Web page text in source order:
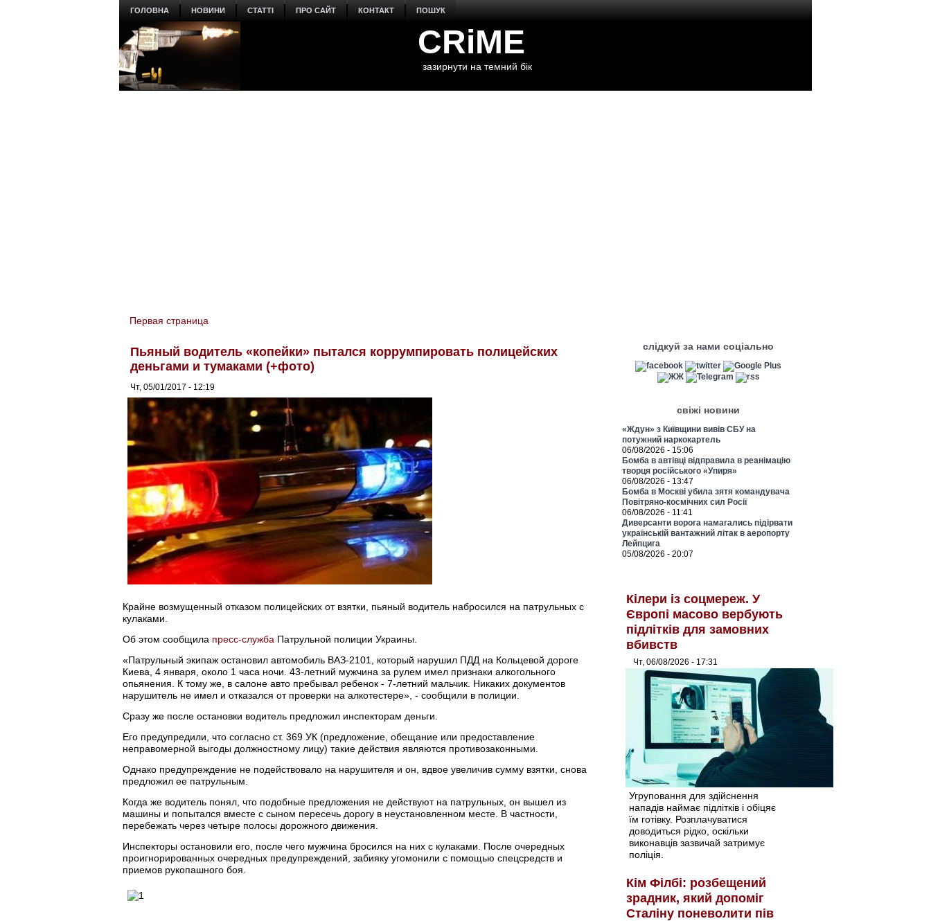
ГОЛОВНА НОВИНИ СТАТТІ ПРО САЙТ КОНТАКТ ПОШУК
CRiME
зазирнути на темний бік
You are here
Первая страница
Пьяный водитель «копейки» пытался коррумпировать полицейских
деньгами и тумаками (+фото)
Чт, 05/01/2017 - 12:19
Крайне возмущенный отказом полицейских от взятки, пьяный водитель набросился на патрульных с
кулаками.
Об этом сообщила пресс-служба Патрульной полиции Украины.
«Патрульный экипаж остановил автомобиль ВАЗ-2101, который нарушил ПДД на Кольцевой дороге
Киева, 4 января, около 1 часа ночи. 43-летний мужчина за рулем имел признаки алкогольного
опьянения. К тому же, в салоне авто пребывал ребенок - 7-летний мальчик. Никаких документов
нарушитель не имел и отказался от проверки на алкотестере», - сообщили в полиции.
Сразу же после остановки водитель предложил инспекторам деньги.
Его предупредили, что согласно ст. 369 УК (предложение, обещание или предоставление
неправомерной выгоды должностному лицу) такие действия являются противозаконными.
Однако предупреждение не подействовало на нарушителя и он, вдвое увеличив сумму взятки, снова
предложил ее патрульным.
Когда же водитель понял, что подобные предложения не действуют на патрульных, он вышел из
машины и попытался вместе с сыном пересечь дорогу в неустановленном месте. В частности,
перебежать через четыре полосы дорожного движения.
Инспекторы остановили его, после чего мужчина бросился на них с кулаками. После очередных
проигнорированных очередных предупреждений, забияку угомонили с помощью спецсредств и
приемов рукопашного боя.
слідкуй за нами соціально
свіжі новини
«Ждун» з Київщини вивів СБУ на
потужний наркокартель
06/08/2026 - 15:06
Бомба в автівці відправила в реанімацію
творця російського «Упиря»
06/08/2026 - 13:47
Бомба в Москві убила зятя командувача
Повітряно-космічних сил Росії
06/08/2026 - 11:41
Диверсанти ворога намагались підірвати
українській вантажний літак в аеропорту
Лейпцига
05/08/2026 - 20:07
Кілери із соцмереж. У
Європі масово вербують
підлітків для замовних
вбивств
Чт, 06/08/2026 - 17:31
Угруповання для здійснення
нападів наймає підлітків і обіцяє
їм готівку. Розплачуватися
доводиться рідко, оскільки
виконавців зазвичай затримує
поліція.
Кім Філбі: розбещений
зрадник, який допоміг
Сталіну поневолити пів